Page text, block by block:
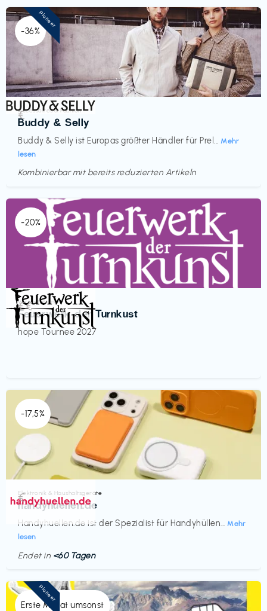
-36%
Accessoires & Fashion
Buddy & Selly
Buddy & Selly ist Europas größter Händler für Prel... Mehr
lesen
€‎
Kombinierbar mit bereits reduzierten Artikeln
Pioneer
-20%
Veranstaltung
Feuerwerk der Turnkust
hope Tournee 2027
€€‎
-17,5%
Elektronik & Haushaltsgeräte
handyhuellen.de
Handyhuellen.de ist der Spezialist für Handyhüllen... Mehr
lesen
€‎
Endet in <60 Tagen
Erste Monat umsonst
Pioneer